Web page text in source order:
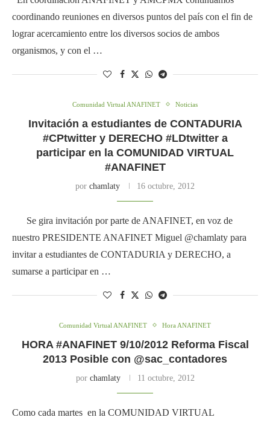
coordinando reuniones en diversos puntos del país con el fin de
lograr acercamiento entre los diversos socios de ambos
organismos, y con el …
Comunidad Virtual ANAFINET Noticias
Invitación a estudiantes de CONTADURIA
#CPtwitter y DERECHO #LDtwitter a
participar en la COMUNIDAD VIRTUAL
#ANAFINET
por chamlaty 16 octubre, 2012
Se gira invitación por parte de ANAFINET, en voz de
nuestro PRESIDENTE ANAFINET Miguel @chamlaty para
invitar a estudiantes de CONTADURIA y DERECHO, a
sumarse a participar en …
Comunidad Virtual ANAFINET Hora ANAFINET
HORA #ANAFINET 9/10/2012 Reforma Fiscal
2013 Posible con @sac_contadores
por chamlaty 11 octubre, 2012
Como cada martes en la COMUNIDAD VIRTUAL